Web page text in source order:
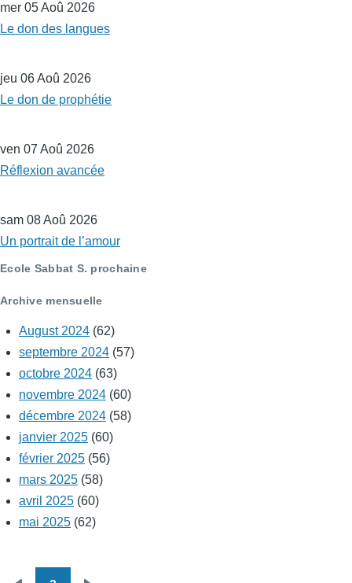
mer 05 Aoû 2026
Le don des langues
jeu 06 Aoû 2026
Le don de prophétie
ven 07 Aoû 2026
Réflexion avancée
sam 08 Aoû 2026
Un portrait de l’amour
Ecole Sabbat S. prochaine
Archive mensuelle
August 2024 (62)
septembre 2024 (57)
octobre 2024 (63)
novembre 2024 (60)
décembre 2024 (58)
janvier 2025 (60)
février 2025 (56)
mars 2025 (58)
avril 2025 (60)
mai 2025 (62)